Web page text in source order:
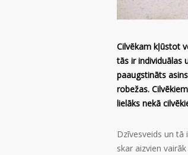
Cilvēkam kļūstot
tās ir individuālas
paaugstināts
robežas.
lielāks nekā
Dzīvesveids un tā
skar aizvien